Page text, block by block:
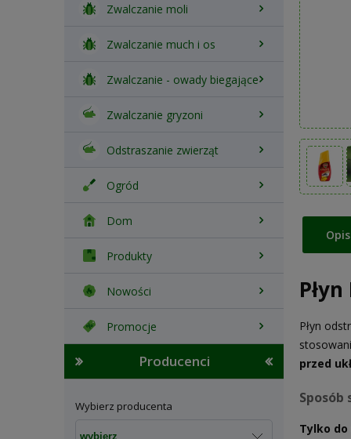
Zwalczanie moli
Zwalczanie much i os
Zwalczanie - owady biegające
Zwalczanie gryzoni
Odstraszanie zwierząt
Ogród
Dom
Produkty
Nowości
Promocje
Producenci
Wybierz producenta
Opis
Płyn
przed
Sposób
Tylko